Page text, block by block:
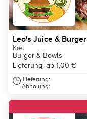
Leo's Juice & Burger
Kiel
Burger & Bowls
Lieferung: ab 1,00 €
Lieferung:
Abholung: